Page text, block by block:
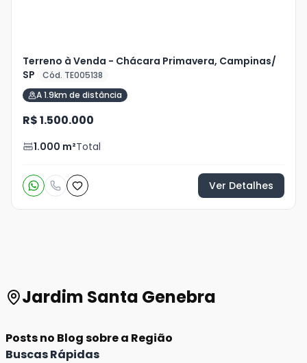
Terreno à Venda - Chácara Primavera, Campinas/
SP
Cód. TE005138
A 1.9km de distância
R$ 1.500.000
1.000 m²Total
Ver Detalhes
Jardim Santa Genebra
Posts no Blog sobre a Região
Buscas Rápidas